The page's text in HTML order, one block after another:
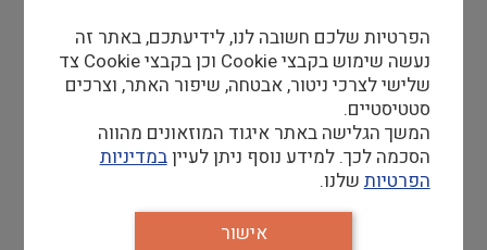
ימים ב', ד', ו': 13:00-10:00, ימים ג', ה': 20:00-
17:00, שבת: 13:00-10:00
אתר
http://www.cartoon.org.il
טלפון
03-6521849
הפרטיות שלכם חשובה לנו, לידיעתכם, באתר זה
נעשה שימוש בקבצי Cookie וכן בקבצי Cookie צד
שלישי לצרכי ניטור, אבטחה, שיפור האתר, וצרכים
סטטיסטיים.
המשך הגלישה באתר איגוד המוזאונים מהווה
הסכמה לכך. למידע נוסף ניתן לעייןבמדיניות
הפרטיותשלנו.
אישור